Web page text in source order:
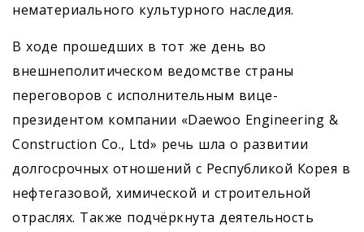
нематериального культурного наследия.
В ходе прошедших в тот же день во
внешнеполитическом ведомстве страны
переговоров с исполнительным вице-
президентом компании «Daewoo Engineering &
Construction Co., Ltd» речь шла о развитии
долгосрочных отношений с Республикой Корея в
нефтегазовой, химической и строительной
отраслях. Также подчёркнута деятельность